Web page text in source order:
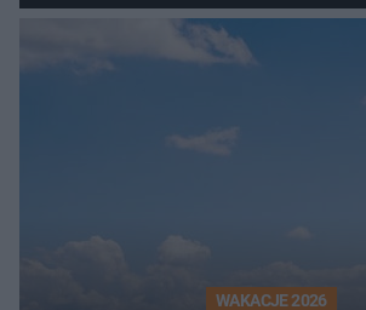
kombajnem
WAKACJE 2026